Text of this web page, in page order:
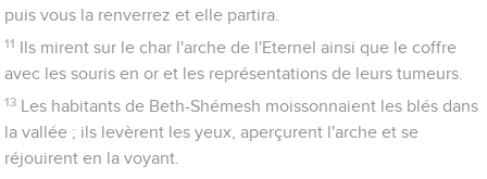
puis vous la renverrez et elle partira.
11
Ils mirent sur le char l'arche de l'Eternel ainsi que le coffre
avec les souris en or et les représentations de leurs tumeurs.
13
Les habitants de Beth-Shémesh moissonnaient les blés dans
la vallée ; ils levèrent les yeux, aperçurent l'arche et se
réjouirent en la voyant.